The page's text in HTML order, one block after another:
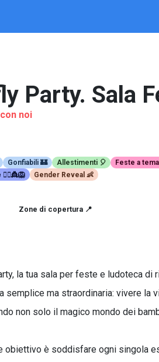
Party. Sala
noi
Gonfiabili 🏰 Allestimenti 🎈
Feste a
Gender Reveal 👶
Zone di copertura 📍
la tua sala per feste e ludoteca di
semplice ma straordinaria: vivere la
non solo il magico mondo dei
obiettivo è soddisfare ogni singola